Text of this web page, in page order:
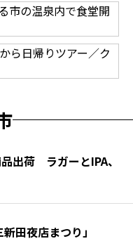
市の温泉内で食堂開
ら日帰りツアー／ク
出荷 ラガーとIPA、
田夜店まつり」